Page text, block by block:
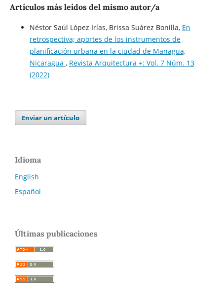
Artículos más leídos del mismo autor/a
Néstor Saúl López Irías, Brissa Suárez Bonilla, En
retrospectiva; aportes de los instrumentos de
planificación urbana en la ciudad de Managua,
Nicaragua , Revista Arquitectura +: Vol. 7 Núm. 13
(2022)
Enviar un artículo
Idioma
English
Español
Últimas publicaciones